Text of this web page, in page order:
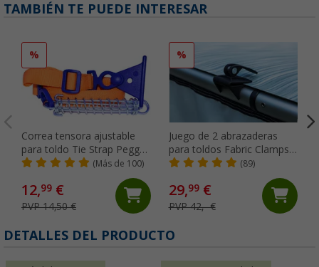
TAMBIÉN TE PUEDE INTERESAR
%
Correa tensora ajustable
para toldo Tie Strap Peggy
Peg
(Más de 100)
12,99 €
PVP 14,50 €
%
Juego de 2 abrazaderas
para toldos Fabric Clamps
Thule
(89)
29,99€
PVP 42,- €
DETALLES DEL PRODUCTO